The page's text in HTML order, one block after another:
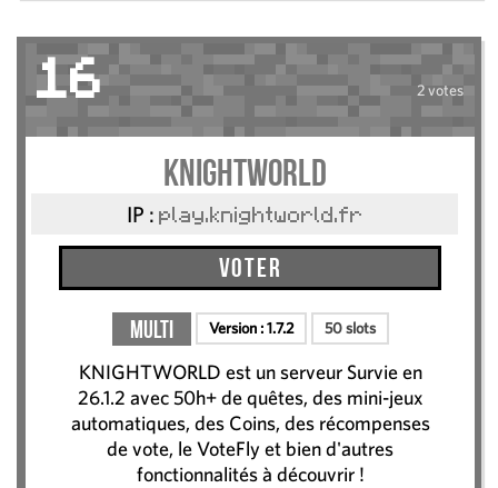
16 2 votes
KnightWorld
IP : play.knightworld.fr
Voter
Multi Version :1.7.2 50 slots
KNIGHTWORLD est un serveur Survie en
26.1.2 avec 50h+ de quêtes, des mini-jeux
automatiques, des Coins, des récompenses
de vote, le VoteFly et bien d'autres
fonctionnalités à découvrir !